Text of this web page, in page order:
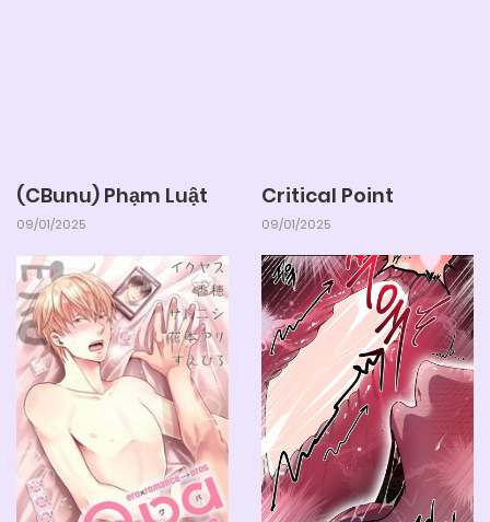
(CBunu) Phạm Luật
09/01/2025
Critical Point
09/01/2025